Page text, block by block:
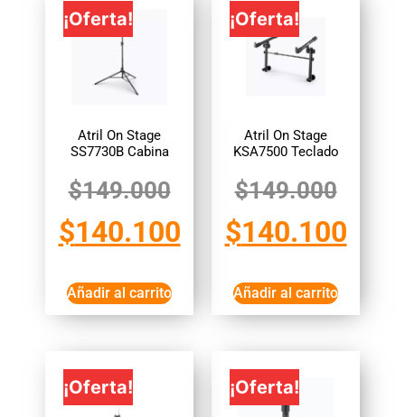
¡Oferta!
Atril On Stage
SS7730B Cabina
$149.000
$140.100
Añadir al carrito
¡Oferta!
Atril On Stage
KSA7500 Teclado
$149.000
$140.100
Añadir al carrito
¡Oferta! ¡Oferta!